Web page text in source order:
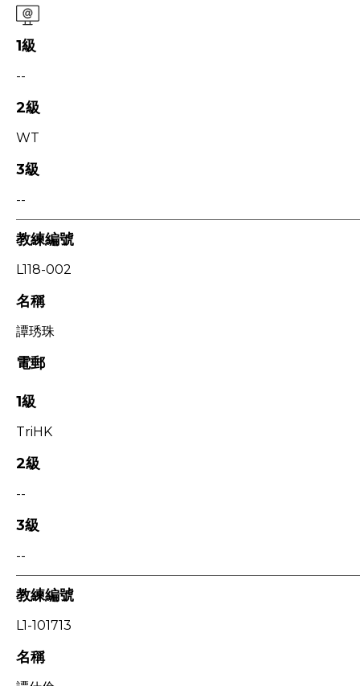
1級
--
2級
WT
3級
--
教練編號
L118-002
名稱
譚琇珠
電郵
1級
TriHK
2級
--
3級
--
教練編號
L1-101713
名稱